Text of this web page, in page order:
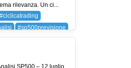
rilevanza. Un ci...
#ciclicatrading
#sp500previsione